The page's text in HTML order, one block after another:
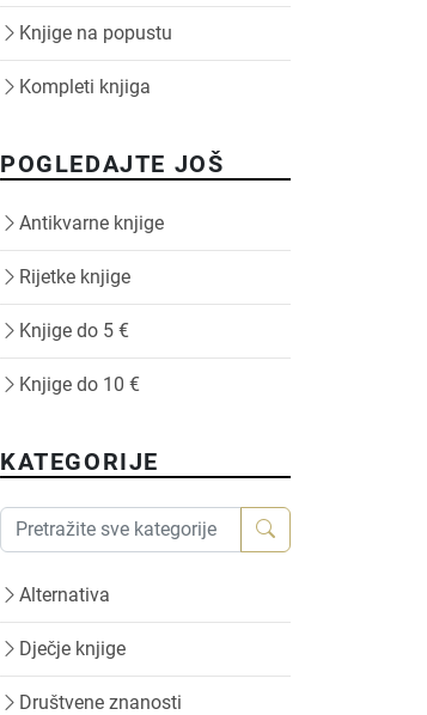
Knjige na popustu
Kompleti knjiga
POGLEDAJTE JOŠ
Antikvarne knjige
Rijetke knjige
Knjige do 5 €
Knjige do 10 €
KATEGORIJE
Alternativa
Dječje knjige
Društvene znanosti